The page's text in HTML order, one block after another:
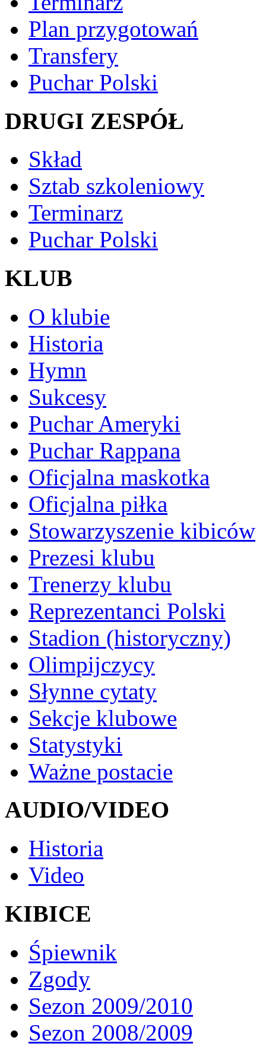
Plan przygotowań
Transfery
Puchar Polski
DRUGI ZESPÓŁ
Skład
Sztab szkoleniowy
Terminarz
Puchar Polski
KLUB
O klubie
Historia
Hymn
Sukcesy
Puchar Ameryki
Puchar Rappana
Oficjalna maskotka
Oficjalna piłka
Stowarzyszenie kibiców
Prezesi klubu
Trenerzy klubu
Reprezentanci Polski
Stadion (historyczny)
Olimpijczycy
Słynne cytaty
Sekcje klubowe
Statystyki
Ważne postacie
AUDIO/VIDEO
Historia
Video
KIBICE
Śpiewnik
Zgody
Sezon 2009/2010
Sezon 2008/2009